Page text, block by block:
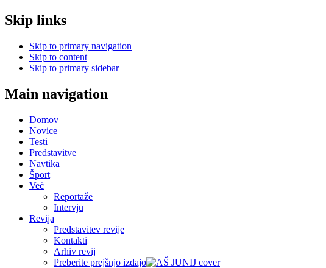
Skip links
Skip to primary navigation
Skip to content
Skip to primary sidebar
Main navigation
Domov
Novice
Testi
Predstavitve
Navtika
Šport
Več
Reportaže
Intervju
Revija
Predstavitev revije
Kontakti
Arhiv revij
Preberite prejšnjo izdajo